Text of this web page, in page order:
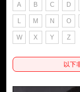
A B C D
L M N O
W X Y Z
以下